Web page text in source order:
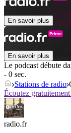
En savoir plus
En savoir plus
Le podcast débute
- 0 sec.
Stations de radio
Écoutez
radio.fr